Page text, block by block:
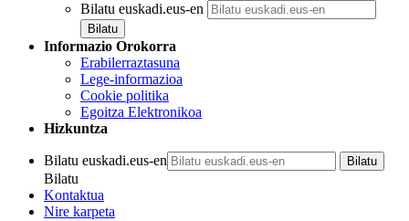
Bilatu euskadi.eus-en
Informazio Orokorra
Erabilerraztasuna
Lege-informazioa
Cookie politika
Egoitza Elektronikoa
Hizkuntza
Bilatu euskadi.eus-en
Bilatu
Kontaktua
Nire karpeta